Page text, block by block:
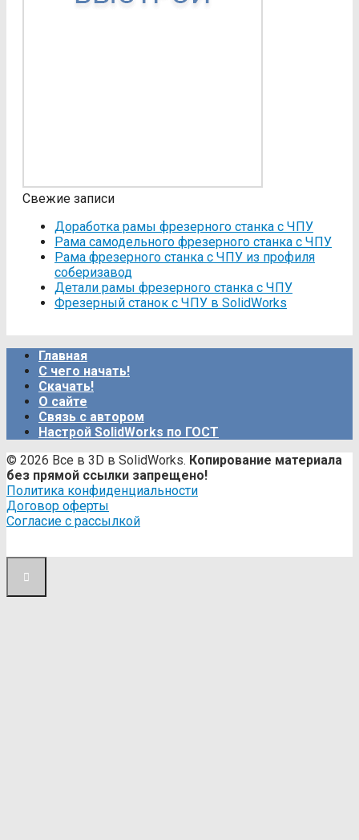
Свежие записи
Доработка рамы фрезерного станка с ЧПУ
Рама самодельного фрезерного станка с ЧПУ
Рама фрезерного станка c ЧПУ из профиля
соберизавод
Детали рамы фрезерного станка с ЧПУ
Фрезерный станок с ЧПУ в SolidWorks
Главная
С чего начать!
Скачать!
О сайте
Связь с автором
Настрой SolidWorks по ГОСТ
© 2026 Все в 3D в SolidWorks. Копирование материала
без прямой ссылки запрещено!
Политика конфиденциальности
Договор оферты
Согласие с рассылкой